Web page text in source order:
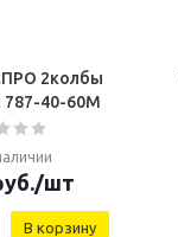
2колбы
787-40-60М
/шт
В корзину